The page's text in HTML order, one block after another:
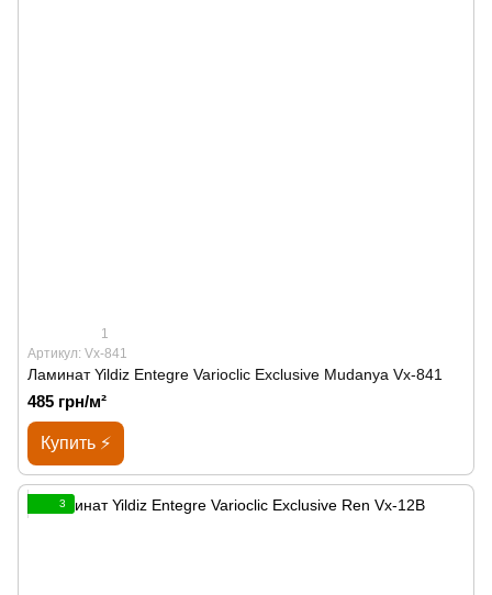
1
Артикул: Vx-841
Ламинат Yildiz Entegre Varioclic Exclusive Mudanya Vx-841
485 грн/м²
Купить ⚡
3